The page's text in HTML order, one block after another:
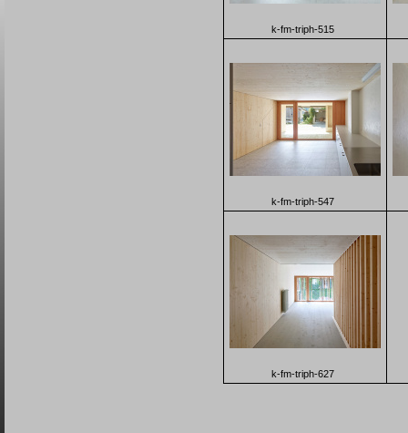
k-fm-triph-515
k-fm-triph-547
k-fm-triph-627